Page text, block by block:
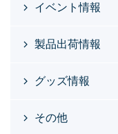
イベント情報
製品出荷情報
グッズ情報
その他